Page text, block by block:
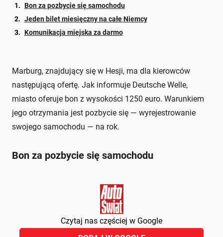
Bon za pozbycie się samochodu
Jeden bilet miesięczny na całe Niemcy
Komunikacja miejska za darmo
Marburg, znajdujący się w Hesji, ma dla kierowców
następującą ofertę. Jak informuje Deutsche Welle,
miasto oferuje bon z wysokości 1250 euro. Warunkiem
jego otrzymania jest pozbycie się — wyrejestrowanie
swojego samochodu — na rok.
Bon za pozbycie się samochodu
Czytaj nas częściej w Google